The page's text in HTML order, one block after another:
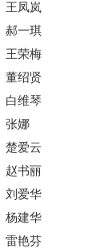
王凤岚
郝一琪
王荣梅
董绍贤
白维琴
张娜
楚爱云
赵书丽
刘爱华
杨建华
雷艳芬